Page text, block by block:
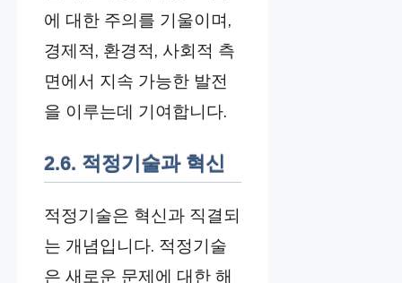
에 대한 주의를 기울이며,
경제적, 환경적, 사회적 측
면에서 지속 가능한 발전
을 이루는데 기여합니다.
2.6. 적정기술과 혁신
적정기술은 혁신과 직결되
는 개념입니다. 적정기술
은 새로운 문제에 대한 해